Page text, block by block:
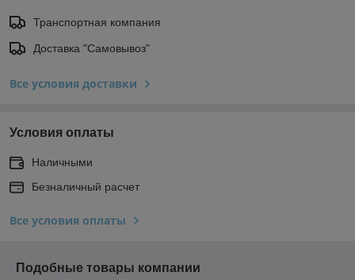
Транспортная компания
Доставка "Самовывоз"
Все условия доставки
Условия оплаты
Наличными
Безналичный расчет
Все условия оплаты
Подобные товары компании